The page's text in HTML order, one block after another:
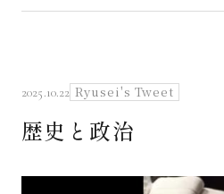
さえぐさ日誌
映像庫
2025.10.22 Ryusei's Tweet
歴史と政治